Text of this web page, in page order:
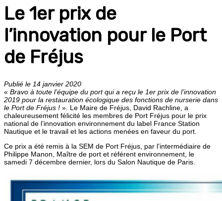
Le 1er prix de
l’innovation pour le Port
de Fréjus
Publié le 14 janvier 2020
« Bravo à toute l’équipe du port qui a reçu le 1er prix de l’innovation
2019 pour la restauration écologique des fonctions de nurserie dans
le Port de Fréjus ! ». Le Maire de Fréjus, David Rachline, a
chaleureusement félicité les membres de Port Fréjus pour le prix
national de l’innovation environnement du label France Station
Nautique et le travail et les actions menées en faveur du port.
Ce prix a été remis à la SEM de Port Fréjus, par l’intermédiaire de
Philippe Manon, Maître de port et référent environnement, le
samedi 7 décembre dernier, lors du Salon Nautique de Paris.